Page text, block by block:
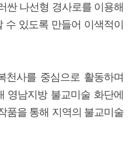
싼 나선형 경사로를 이용해
수 있도록 만들어 이색적이
천사를 중심으로 활동하며
영남지방 불교미술 화단에
품을 통해 지역의 불교미술